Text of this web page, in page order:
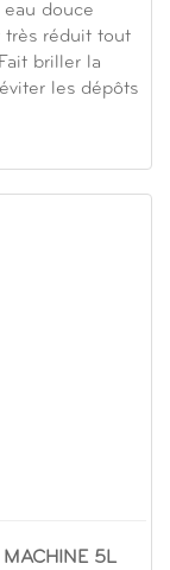
douce
très réduit tout
briller la
les dépôts
MACHINE 5L